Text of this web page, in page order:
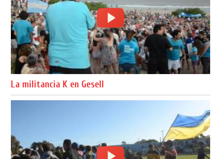
La militancia K en Gesell